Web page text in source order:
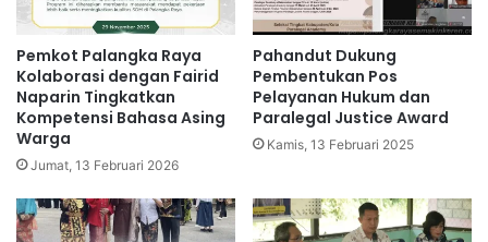
Pemkot Palangka Raya
Kolaborasi dengan Fairid
Naparin Tingkatkan
Kompetensi Bahasa Asing
Warga
Jumat, 13 Februari 2026
Pahandut Dukung
Pembentukan Pos
Pelayanan Hukum dan
Paralegal Justice Award
Kamis, 13 Februari 2025